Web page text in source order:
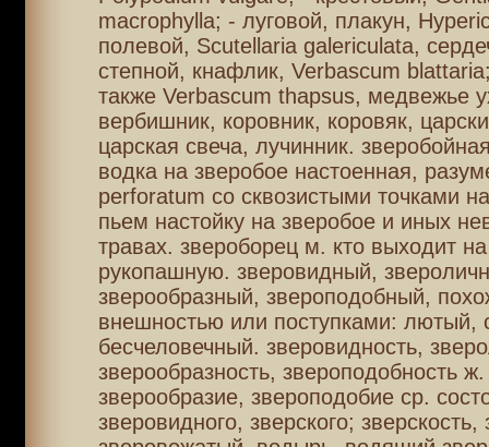
macrophylla; - луговой, плакун,
полевой, Scutellaria galericulata,
степной, кнафлик, Verbascum
также Verbascum thapsus, медвежье
вербишник, коровник, коровяк,
царская свеча, лучинник.
водка на зверобое настоенная,
perforatum со сквозистыми точками
пьем настойку на зверобое и иных
травах. звероборец м. кто выходит
рукопашную. зверовидный,
зверообразный, звероподобный,
внешностью или поступками: лютый,
бесчеловечный. зверовидность,
зверообразность, звероподобность ж.
зверообразие, звероподобие ср.
зверовидного, зверского; зверскость,